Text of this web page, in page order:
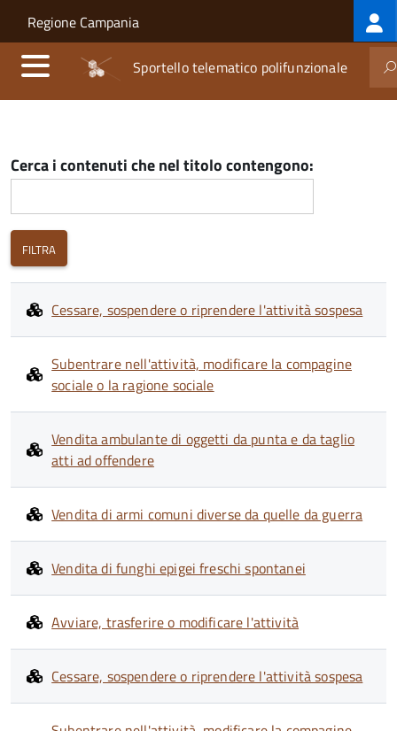
Salta al contenuto principale
Skip to site navigation
Regione Campania
Sportello telematico polifunzionale
Cerca i contenuti che nel titolo contengono:
Cessare, sospendere o riprendere l'attività sospesa
Subentrare nell'attività, modificare la compagine
sociale o la ragione sociale
Vendita ambulante di oggetti da punta e da taglio
atti ad offendere
Vendita di armi comuni diverse da quelle da guerra
Vendita di funghi epigei freschi spontanei
Avviare, trasferire o modificare l'attività
Cessare, sospendere o riprendere l'attività sospesa